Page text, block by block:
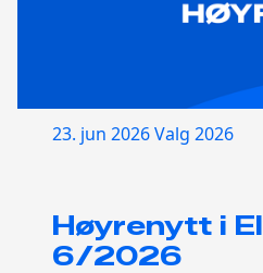
23. jun 2026Valg 2026
Høyrenytt i
6/2026